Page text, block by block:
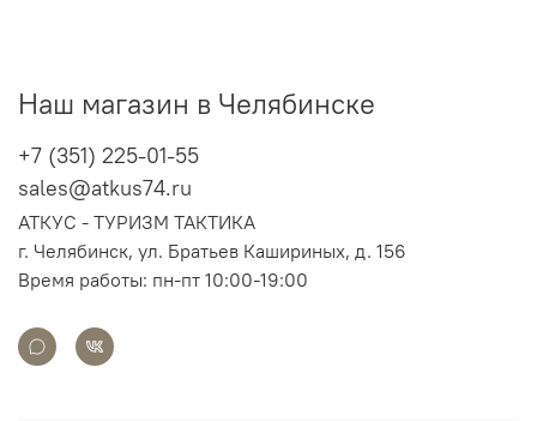
Наш магазин в Челябинске
+7 (351) 225-01-55
sales@atkus74.ru
АТКУС - ТУРИЗМ ТАКТИКА
г. Челябинск, ул. Братьев Кашириных, д. 156
Время работы: пн-пт 10:00-19:00